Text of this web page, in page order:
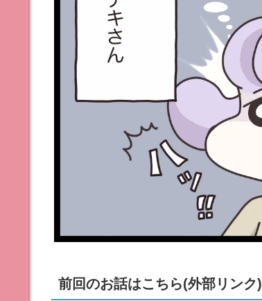
前回のお話はこちら(外部リンク)